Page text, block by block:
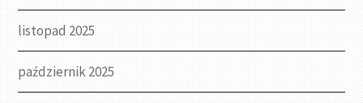
listopad 2025
październik 2025